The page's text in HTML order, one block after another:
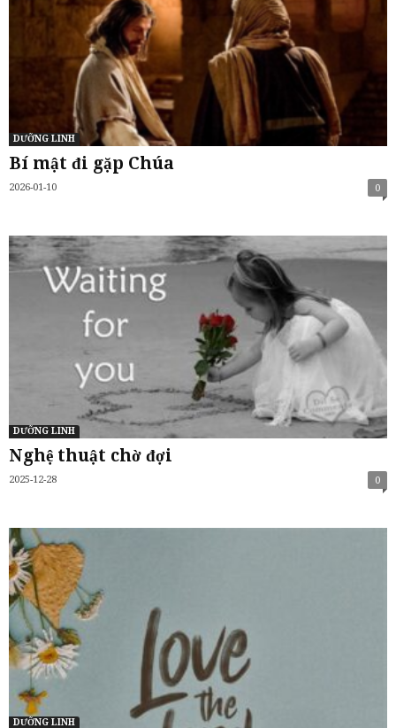
DƯỠNG LINH
Bí mật đi gặp Chúa
2026-01-10 0
DƯỠNG LINH
Nghệ thuật chờ đợi
2025-12-28 0
DƯỠNG LINH